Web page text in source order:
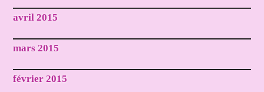
avril 2015
mars 2015
février 2015